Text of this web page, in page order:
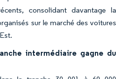
consolidant davantage la
sur le marché des voitures
intermédiaire gagne du